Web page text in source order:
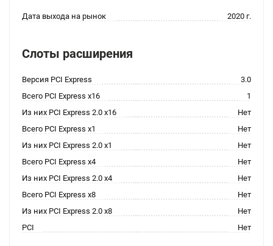
Дата выхода на рынок 2020 г.
Слоты расширения
Версия PCI Express
3.0
Всего PCI Express x16
1
Из них PCI Express 2.0 x16
Нет
Всего PCI Express x1
Нет
Из них PCI Express 2.0 x1
Нет
Всего PCI Express x4
Нет
Из них PCI Express 2.0 x4
Нет
Всего PCI Express x8
Нет
Из них PCI Express 2.0 x8
Нет
PCI
Нет